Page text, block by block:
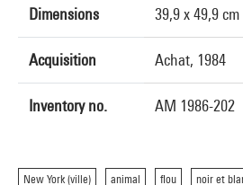
Dimensions 39,9 x 49,9 cm
Acquisition Achat, 1984
Inventory no. AM 1986-202
New York (ville) animal flou noir et